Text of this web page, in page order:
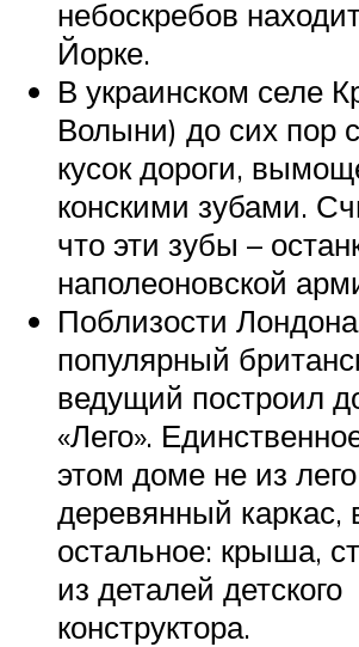
небоскребов
Йорке.
В украинском селе
Волыни) до сих пор
кусок дороги,
конскими зубами.
что эти зубы –
наполеоновской
Поблизости Лондона
популярный
ведущий построил
«Лего».
этом доме не из
деревянный каркас,
остальное: крыша,
из деталей детского
конструктора.